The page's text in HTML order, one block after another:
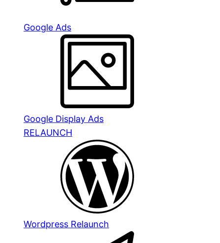
Google Ads
Google Display Ads
RELAUNCH
Wordpress Relaunch